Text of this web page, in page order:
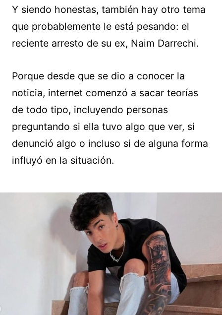
Y siendo honestas, también hay otro tema
que probablemente le está pesando: el
reciente arresto de su ex, Naim Darrechi.
Porque desde que se dio a conocer la
noticia, internet comenzó a sacar teorías
de todo tipo, incluyendo personas
preguntando si ella tuvo algo que ver, si
denunció algo o incluso si de alguna forma
influyó en la situación.